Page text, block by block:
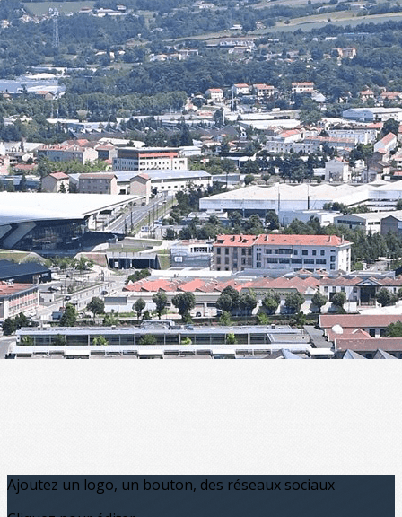
Menu
<
>
Présentation
Historique
Actualités de l'ALT
ALT en images
ALT dans la presse
Planning des activités
Agenda
?>
Images de la page d'accueil
Cliquez pour éditer
Ajoutez un logo, un bouton, des réseaux sociaux